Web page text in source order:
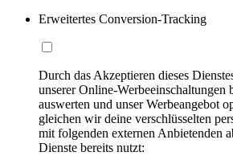
Erweitertes Conversion-Tracking
Durch das Akzeptieren dieses
unserer Online-Werbeeinschaltungen
auswerten und unser Werbeangebot
gleichen wir deine verschlüsselten
mit folgenden externen Anbietenden
Dienste bereits nutzt: